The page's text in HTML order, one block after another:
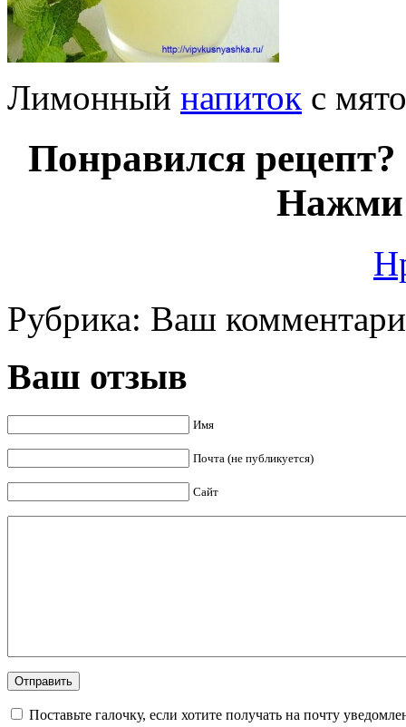
Лимонный напиток с
Понравился
Нажми
Рубрика: Ваш
Ваш отзыв
Имя
Почта (не публикуется)
Сайт
Поставьте галочку, если хотите получать на почту